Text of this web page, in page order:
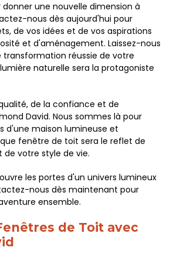
une nouvelle dimension à
nous dès aujourd'hui pour
de vos idées et de vos aspirations
et d'aménagement. Laissez-nous
transformation réussie de votre
naturelle sera la protagoniste
de la confiance et de
David. Nous sommes là pour
d'une maison lumineuse et
fenêtre de toit sera le reflet de
votre style de vie.
les portes d'un univers lumineux
nous dès maintenant pour
ensemble.
de Toit avec